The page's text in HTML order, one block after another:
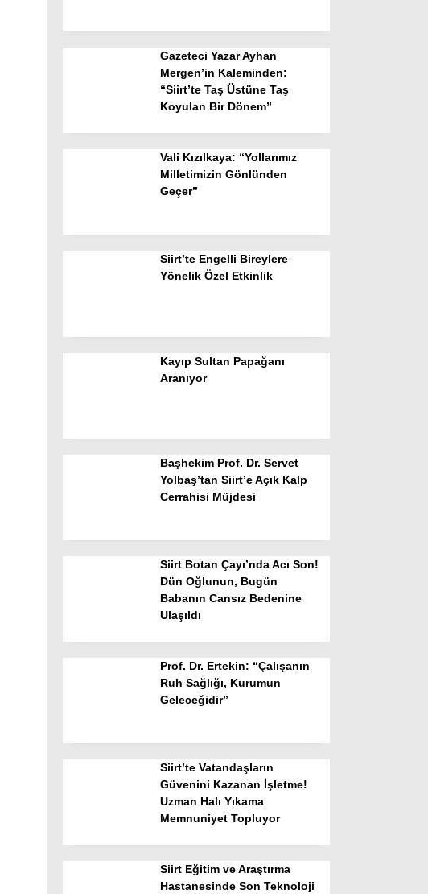
Gazeteci Yazar Ayhan
Mergen’in Kaleminden:
“Siirt’te Taş Üstüne Taş
Koyulan Bir Dönem”
Vali Kızılkaya: “Yollarımız
Milletimizin Gönlünden
Geçer”
Siirt’te Engelli Bireylere
Yönelik Özel Etkinlik
Kayıp Sultan Papağanı
Aranıyor
Başhekim Prof. Dr. Servet
Yolbaş’tan Siirt’e Açık Kalp
Cerrahisi Müjdesi
Siirt Botan Çayı’nda Acı Son!
Dün Oğlunun, Bugün
Babanın Cansız Bedenine
Ulaşıldı
Prof. Dr. Ertekin: “Çalışanın
Ruh Sağlığı, Kurumun
Geleceğidir”
Siirt’te Vatandaşların
Güvenini Kazanan İşletme!
Uzman Halı Yıkama
Memnuniyet Topluyor
Siirt Eğitim ve Araştırma
Hastanesinde Son Teknoloji